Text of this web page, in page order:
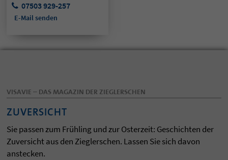
07503 929-257
E-Mail senden
VISAVIE – DAS MAGAZIN DER ZIEGLERSCHEN
ZUVERSICHT
Sie passen zum Frühling und zur Osterzeit: Geschichten der
Zuversicht aus den Zieglerschen. Lassen Sie sich davon
anstecken.